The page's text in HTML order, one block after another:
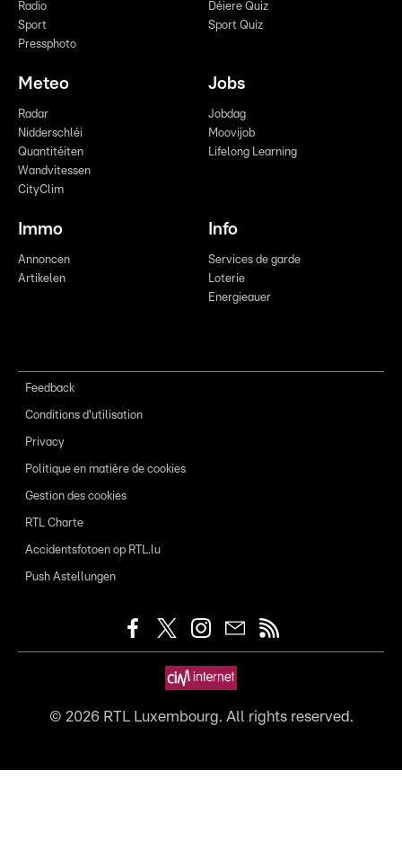
Radio
Sport
Pressphoto
Déiere Quiz
Sport Quiz
Meteo
Radar
Nidderschléi
Quantitéiten
Wandvitessen
CityClim
Jobs
Jobdag
Moovijob
Lifelong Learning
Immo
Annoncen
Artikelen
Info
Services de garde
Loterie
Energieauer
Feedback
Conditions d'utilisation
Privacy
Politique en matière de cookies
Gestion des cookies
RTL Charte
Accidentsfotoen op RTL.lu
Push Astellungen
© 2026RTL Luxembourg. All rights reserved.